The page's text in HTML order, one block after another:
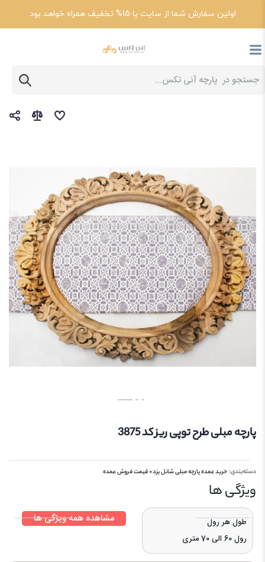
اولین سفارش شما از سایت با 15% تخفیف همراه خواهد بود
پارچه آنی تکس خرید عمده پارچه مبلی شانل یزد+ قیمت فروش عمده
پارچه مبلی طرح توپی ریز کد 3875
دسته‌بندی:خرید عمده پارچه مبلی شانل یزد+ قیمت فروش عمده
ویژگی‌ ها
طول هر رول
رول 60 الی 70 متری
مشاهده همه ویژگی ها